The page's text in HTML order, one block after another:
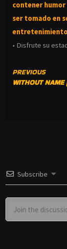
contener
ser tomado en
• Disfrute su
PREVIOUS
WITHOUT NAME
Subscribe